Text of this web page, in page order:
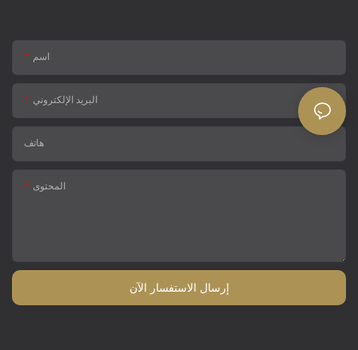
اسم
البريد الإلكتروني
هاتف
المحتوى
إرسال الاستفسار الآن